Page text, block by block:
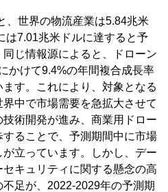
、世界の物流産業は5.84兆米
は7.01兆米ドルに達すると予
じ情報源によると、ドローン
かけて9.4%の年間複合成長率
す。これにより、対象となる
中で市場需要を急拡大させて
術開発が進み、商業用ドロー
ることで、予測期間中に市場
立っています。しかし、デー
キュリティに関する懸念の高
足が、2022-2029年の予測期